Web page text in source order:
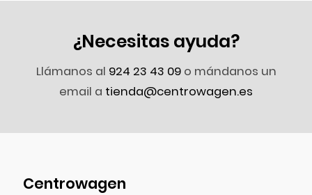
¿Necesitas ayuda?
Llámanos al 924 23 43 09o mándanos un
email a tienda@centrowagen.es
Centrowagen